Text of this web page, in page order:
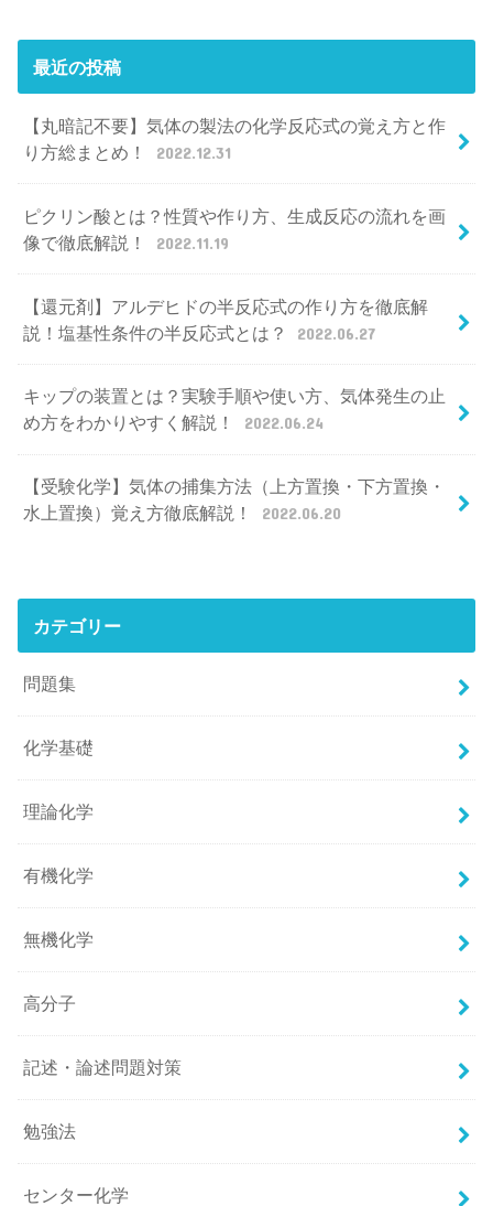
最近の投稿
【丸暗記不要】気体の製法の化学反応式の覚え方と作
り方総まとめ！
2022.12.31
ピクリン酸とは？性質や作り方、生成反応の流れを画
像で徹底解説！
2022.11.19
【還元剤】アルデヒドの半反応式の作り方を徹底解
説！塩基性条件の半反応式とは？
2022.06.27
キップの装置とは？実験手順や使い方、気体発生の止
め方をわかりやすく解説！
2022.06.24
【受験化学】気体の捕集方法（上方置換・下方置換・
水上置換）覚え方徹底解説！
2022.06.20
カテゴリー
問題集
化学基礎
理論化学
有機化学
無機化学
高分子
記述・論述問題対策
勉強法
センター化学